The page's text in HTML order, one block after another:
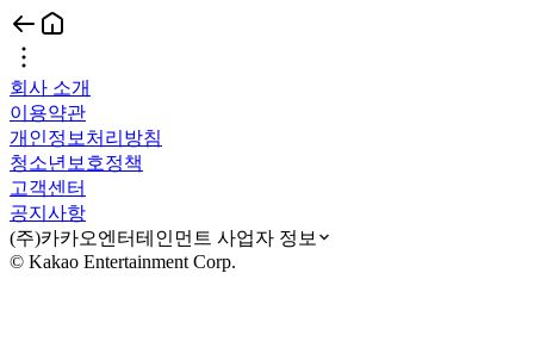
회사 소개
이용약관
개인정보처리방침
청소년보호정책
고객센터
공지사항
(주)카카오엔터테인먼트 사업자 정보
© Kakao Entertainment Corp.